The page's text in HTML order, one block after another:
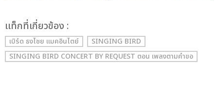
เเท็กที่เกี่ยวข้อง :
เบิร์ด ธงไชย แมคอินไตย์
SINGING BIRD
SINGING BIRD CONCERT BY REQUEST ตอน เพลงตามคำขอ